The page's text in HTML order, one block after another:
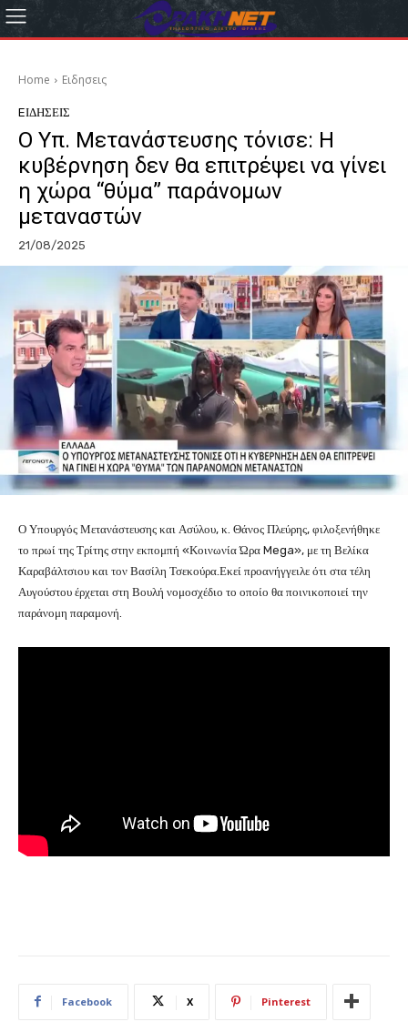
Home Eιδησεις
EΙΔΗΣΕΙΣ
Ο Υπ. Μετανάστευσης τόνισε: Η
κυβέρνηση δεν θα επιτρέψει να γίνει
η χώρα “θύμα” παράνομων
μεταναστών
21/08/2025
Ο Υπουργός Μετανάστευσης και Ασύλου, κ. Θάνος Πλεύρης, φιλοξενήθηκε
το πρωί της Τρίτης στην εκπομπή «Κοινωνία Ώρα Mega», με τη Βελίκα
Καραβάλτσιου και τον Βασίλη Τσεκούρα.Εκεί προανήγγειλε ότι στα τέλη
Αυγούστου έρχεται στη Βουλή νομοσχέδιο το οποίο θα ποινικοποιεί την
παράνομη παραμονή.
Facebook X Pinterest